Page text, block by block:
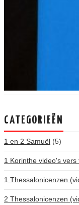
CATEGORIEËN
1 en 2 Samuël (5)
1 Korinthe video's vers
1 Thessalonicenzen
2 Thessalonicenzen